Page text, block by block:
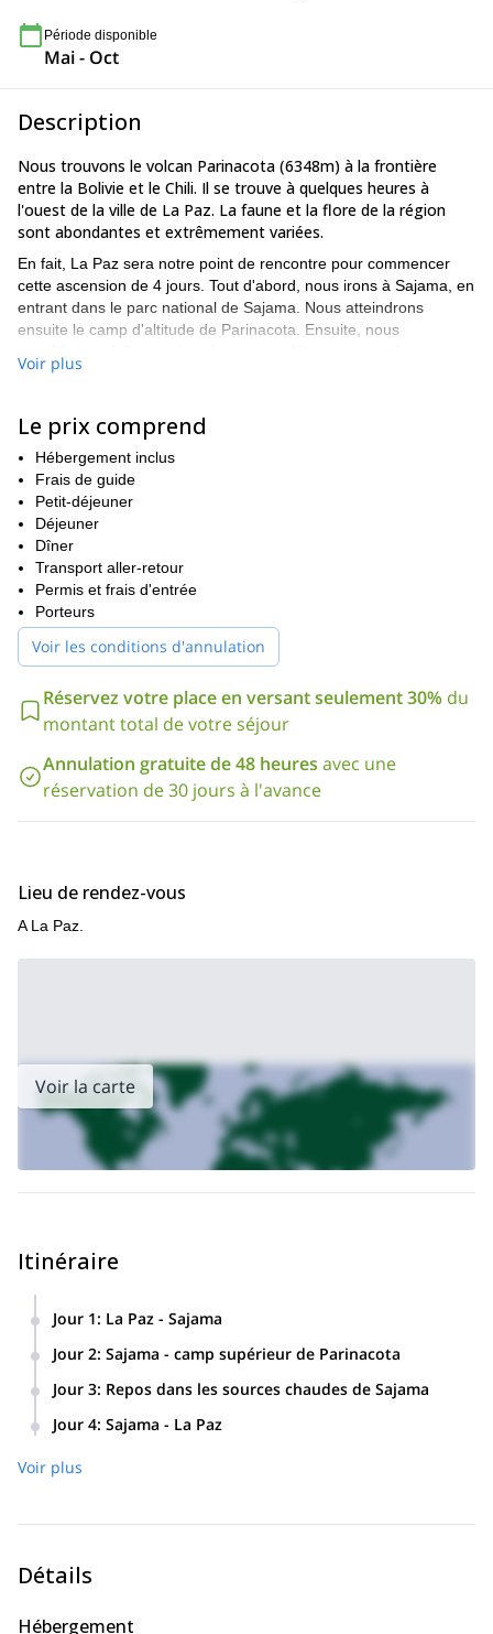
Période disponible
Mai - Oct
Description
Nous trouvons le volcan Parinacota (6348m) à la frontière
entre la Bolivie et le Chili. Il se trouve à quelques heures à
l'ouest de la ville de La Paz. La faune et la flore de la région
sont abondantes et extrêmement variées.
En fait, La Paz sera notre point de rencontre pour commencer
cette ascension de 4 jours. Tout d'abord, nous irons à Sajama, en
entrant dans le parc national de Sajama. Nous atteindrons
ensuite le camp d'altitude de Parinacota. Ensuite, nous
gratifiante ! Vous verrez que j'ai raison quand vous apprécierez
Le troisième jour, nous nous détendrons aux sources chaudes de
Sajama, avant de retourner à La Paz le quatrième jour.
**Tenté par cette ascension de 4 jours du volcan Paranicota ?
Alors n'hésitez pas à me contacter, je serais ravi de vous guider
là-haut !**Un autre volcan bolivien que j'aime escalader est...
Nevado Sajama, regardez ça.
Voir plus
Le prix comprend
Hébergement inclus
Frais de guide
Petit-déjeuner
Déjeuner
Dîner
Transport aller-retour
Permis et frais d'entrée
Porteurs
Voir les conditions d'annulation
Réservez votre place en versant seulement 30% du
montant total de votre séjour
Annulation gratuite de 48 heures avec une
réservation de 30 jours à l'avance
Lieu de rendez-vous
A La Paz.
Voir la carte
Itinéraire
Jour 1: La Paz - Sajama
Jour 2: Sajama - camp supérieur de Parinacota
Jour 3: Repos dans les sources chaudes de Sajama
Jour 4: Sajama - La Paz
Voir plus
Détails
Hébergement